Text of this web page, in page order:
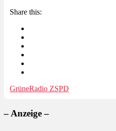
Share this:
GrüneRadio ZSPD
– Anzeige –